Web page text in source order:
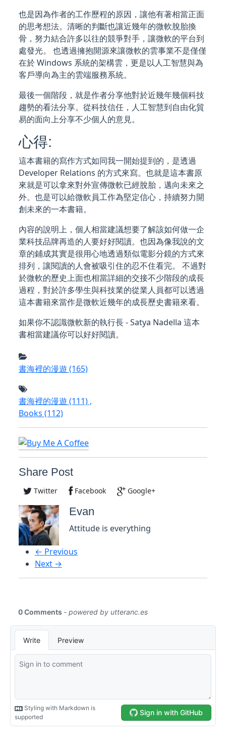
也是因為作者的工作歷程的原因，讓他有著相當正面
的思考想法。清晰的判斷也讓近幾年的微軟脫胎換
骨，努力結合許多以往的競爭對手，讓微軟的平台到
處發光。 也透過擁抱開源來讓微軟的雲事業不是僅僅
在於 Windows 系統的架構雲，更是以人工智慧與為
客戶導向為主的雲端服務系統。
最後一個階段，就是作者分享他對於近幾年幾個科技
趨勢的看法分享。從科技信任，人工智慧到自由化貿
易的面向上分享不少個人的意見。
心得:
這本書籍的寫作方式如同我一開始提到的，是透過
Developer Relations 的方式來寫。也就是這本書原
來就是可以拿來對外宣傳微軟已經脫胎，邁向未來之
外。也是可以給微軟員工作為堅定信心，持續努力開
創未來的一本書籍。
內容的說明上，個人相當建議想要了解該如何做一企
業科技品牌再造的人要好好閱讀。也因為像我說的文
章的鋪成其實是很用心地透過類似電影分鏡的方式來
排列，讓閱讀的人會被吸引住的忍不住看完。 不過對
於微軟的歷史上面也相當詳細的交接不少階段的成長
過程，對於許多學生與科技業的從業人員都可以透過
這本書籍來當作是微軟近幾年的成長歷史書籍來看。
如果你不認識微軟新的執行長 - Satya Nadella 這本
書相當建議你可以好好閱讀。
書海裡的漫遊 (165)
書海裡的漫遊 (111),
Books (112)
Share Post
Twitter Facebook Google+
Evan
Attitude is everything
← Previous
Next →